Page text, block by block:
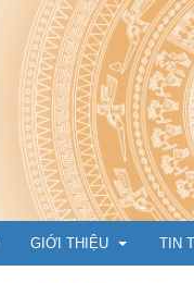
GIỚI THIỆU TIN